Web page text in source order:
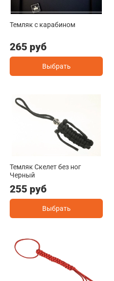
Темляк с карабином
265 руб
Выбрать
Темляк Скелет без ног
Черный
255 руб
Выбрать